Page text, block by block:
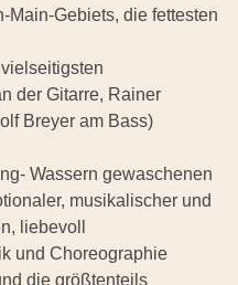
Main-Gebiets, die fettesten
der Gitarre, Rainer
Breyer am Bass)
Wassern gewaschenen
musikalischer und
liebevoll
und Choreographie
die größtenteils